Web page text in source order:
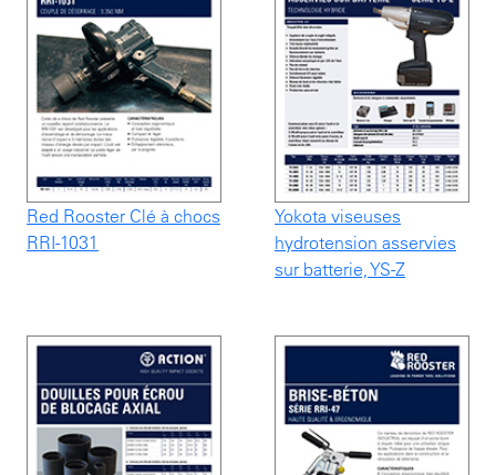
Red Rooster Clé à chocs
RRI-1031
Yokota viseuses
hydrotension asservies
sur batterie, YS-Z